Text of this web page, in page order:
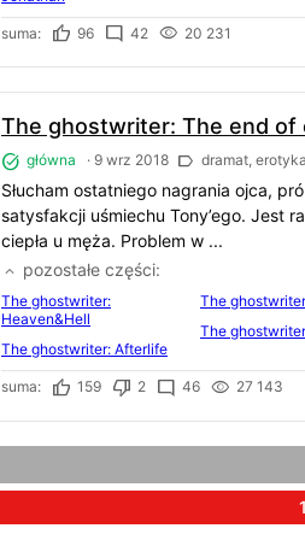
suma: 96 42 20 231
The ghostwriter: The end of
główna · 9 wrz 2018 dramat, erotyka
Słucham ostatniego nagrania ojca,
satysfakcji uśmiechu Tony’ego. Jest
ciepła u męża. Problem w ...
pozostałe części
The ghostwriter:
Heaven&Hell
The ghostwriter: Afterlife
The
The ghostwriter
suma: 159 2 46 27 143
1